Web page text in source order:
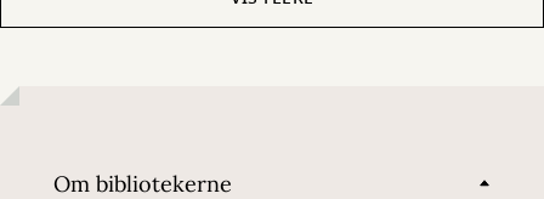
Om bibliotekerne